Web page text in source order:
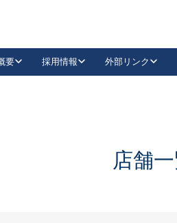
抗ウイルス・抗
要 採用情報 外部リンク
LinkedIn店舗